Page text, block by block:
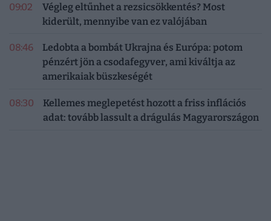
09:02
Végleg eltűnhet a rezsicsökkentés? Most
kiderült, mennyibe van ez valójában
08:46
Ledobta a bombát Ukrajna és Európa: potom
pénzért jön a csodafegyver, ami kiváltja az
amerikaiak büszkeségét
08:30
Kellemes meglepetést hozott a friss inflációs
adat: tovább lassult a drágulás Magyarországon